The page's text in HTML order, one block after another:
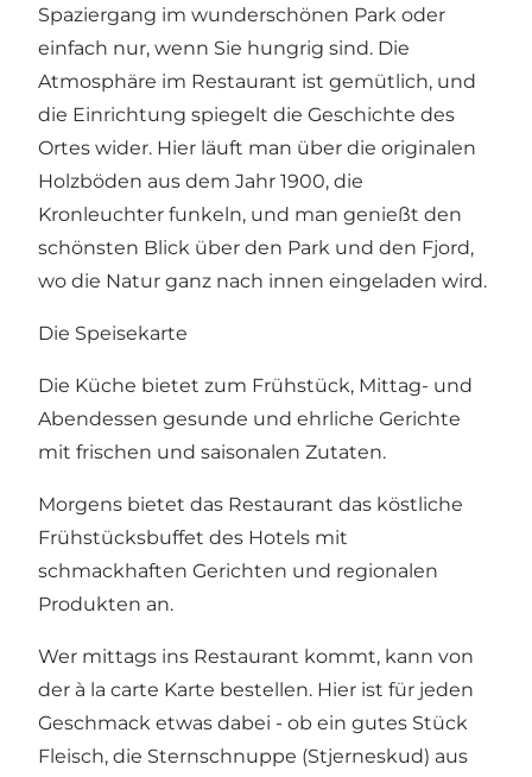
Spaziergang im wunderschönen Park oder
einfach nur, wenn Sie hungrig sind. Die
Atmosphäre im Restaurant ist gemütlich, und
die Einrichtung spiegelt die Geschichte des
Ortes wider. Hier läuft man über die originalen
Holzböden aus dem Jahr 1900, die
Kronleuchter funkeln, und man genießt den
schönsten Blick über den Park und den Fjord,
wo die Natur ganz nach innen eingeladen wird.
Die Speisekarte
Die Küche bietet zum Frühstück, Mittag- und
Abendessen gesunde und ehrliche Gerichte
mit frischen und saisonalen Zutaten.
Morgens bietet das Restaurant das köstliche
Frühstücksbuffet des Hotels mit
schmackhaften Gerichten und regionalen
Produkten an.
Wer mittags ins Restaurant kommt, kann von
der à la carte Karte bestellen. Hier ist für jeden
Geschmack etwas dabei - ob ein gutes Stück
Fleisch, die Sternschnuppe (Stjerneskud) aus